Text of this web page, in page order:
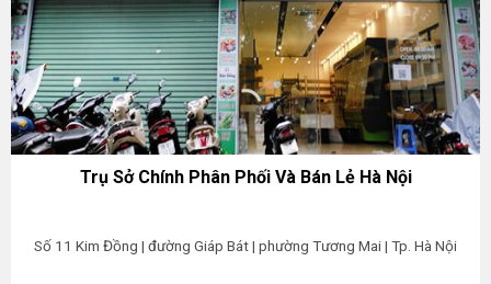
Trụ Sở Chính Phân Phối Và Bán Lẻ Hà Nội
Số 11 Kim Đồng | đường Giáp Bát | phường Tương Mai | Tp. Hà Nội